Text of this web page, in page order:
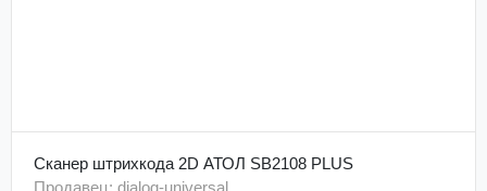
Сканер штрихкода 2D АТОЛ SB2108 PLUS
Продавец: dialog-universal